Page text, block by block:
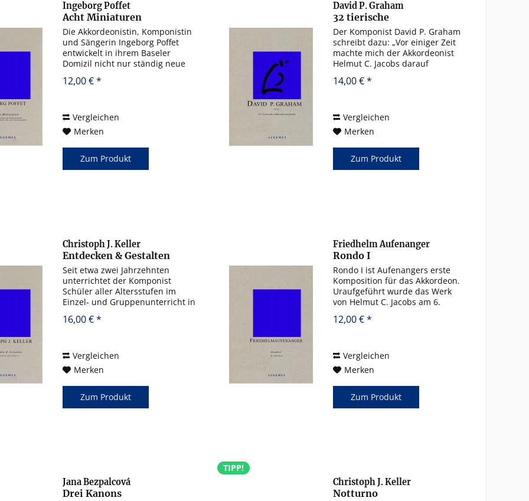
Ingeborg Poffet
Acht Miniaturen
Die Akkordeonistin, Komponistin
und Sängerin Ingeborg Poffet
entwickelt in ihrem Baseler
Domizil nicht nur ständig neue
Konzepte, Multimedia-Events
12,00 € *
Vergleichen
Merken
Zum Produkt
David P. Graham
32 tierische
Akkordeonstücke
Der Komponist David P. Graham
schreibt dazu: „Vor einiger Zeit
machte mich der Akkordeonist
Helmut C. Jacobs darauf
wenig originale
mich, einige...
14,00 € *
Vergleichen
Merken
Zum Produkt
Christoph J. Keller
Entdecken & Gestalten
Seit etwa zwei Jahrzehnten
unterrichtet der Komponist
Schüler aller Altersstufen im
Einzel- und Gruppenunterricht in
Dabei ist es ihm ein Anliegen,
Gehörbildung,...
16,00 € *
Vergleichen
Merken
Zum Produkt
Friedhelm Aufenanger
Rondo I
Rondo I ist Aufenangers erste
Komposition für das Akkordeon.
Uraufgeführt wurde das Werk
von Helmut C. Jacobs am 6.
Matineekonzert im Rahmen der
12,00 € *
Vergleichen
Merken
Zum Produkt
Jana Bezpalcová
Drei Kanons
TIPP!
Christoph J. Keller
Notturno